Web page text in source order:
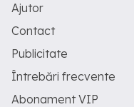
Ajutor
Contact
Publicitate
Întrebări frecvente
Abonament VIP